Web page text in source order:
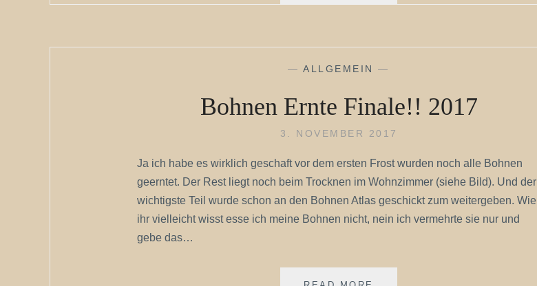
—ALLGEMEIN —
Bohnen Ernte Finale!! 2017
3. NOVEMBER 2017
Ja ich habe es wirklich geschaft vor dem ersten Frost wurden noch alle Bohnen
geerntet. Der Rest liegt noch beim Trocknen im Wohnzimmer (siehe Bild). Und der
wichtigste Teil wurde schon an den Bohnen Atlas geschickt zum weitergeben. Wie
ihr vielleicht wisst esse ich meine Bohnen nicht, nein ich vermehrte sie nur und
gebe das…